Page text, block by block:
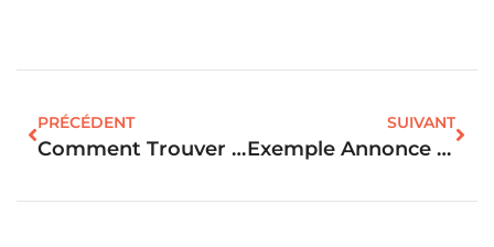
PRÉCÉDENT
Comment Trouver L’exploitation Agricole Qui Vous Correspond
SUIVANT
Exemple Annonce Location Appartement Meublé : Les 7 Erreurs À Éviter Pour Louer Plus Vite